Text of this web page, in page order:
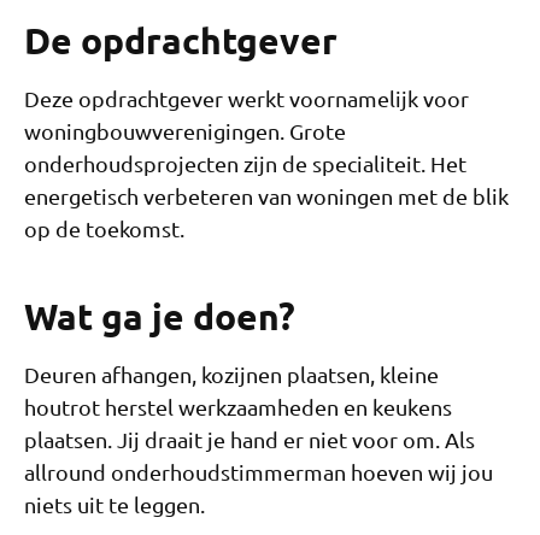
De opdrachtgever
Deze opdrachtgever werkt voornamelijk voor
woningbouwverenigingen. Grote
onderhoudsprojecten zijn de specialiteit. Het
energetisch verbeteren van woningen met de blik
op de toekomst.
Wat ga je doen?
Deuren afhangen, kozijnen plaatsen, kleine
houtrot herstel werkzaamheden en keukens
plaatsen. Jij draait je hand er niet voor om. Als
allround onderhoudstimmerman hoeven wij jou
niets uit te leggen.